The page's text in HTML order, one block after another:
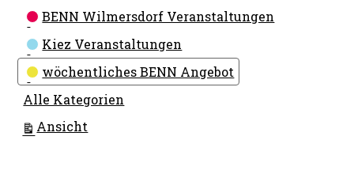
Kategorien
BENN Wilmersdorf Veranstaltungen
Kiez Veranstaltungen
wöchentliches BENN Angebot
Alle Kategorien
Ansicht